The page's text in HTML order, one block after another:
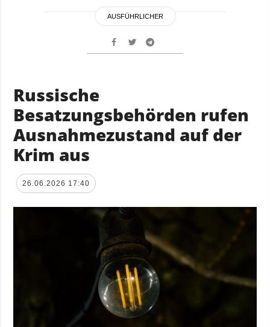
AUSFÜHRLICHER
Russische
Besatzungsbehörden rufen
Ausnahmezustand auf der
Krim aus
26.06.2026 17:40